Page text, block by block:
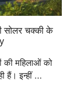
सोलर चक्की के
की महिलाओं को
हैं। इन्हीं ...